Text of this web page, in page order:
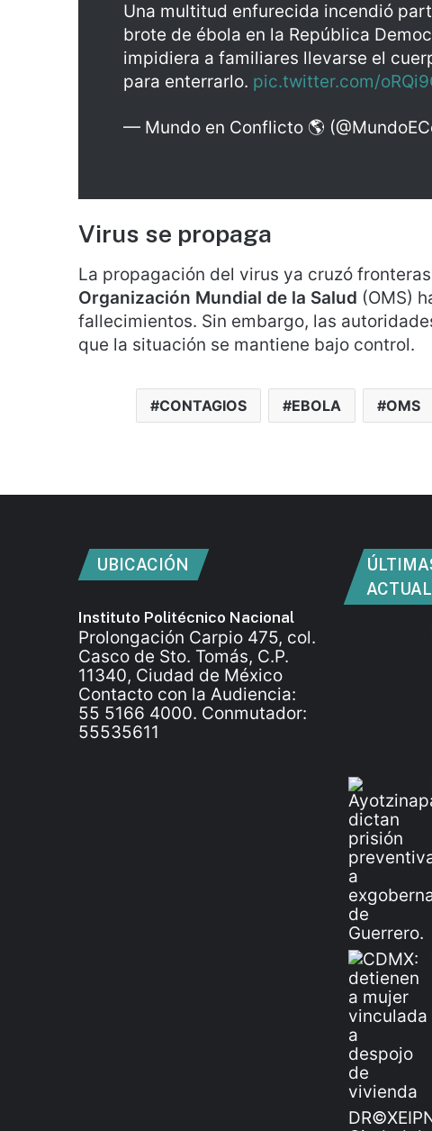
Una multitud enfurecida incendió
brote de ébola en la República
impidiera a familiares llevarse el
para enterrarlo. pic.twitter.com/
— Mundo en Conflicto 🌎
Virus se propaga
La propagación del virus ya cruzó
Organización Mundial de la Salud (OMS)
fallecimientos. Sin embargo, las
que la situación se mantiene bajo control.
CONTAGIOS EBOLA OMS
UBICACIÓN
Instituto Politécnico Nacional
Prolongación Carpio 475, col.
Casco de Sto. Tomás, C.P.
11340, Ciudad de México
Contacto con la Audiencia:
55 5166 4000. Conmutador:
55535611